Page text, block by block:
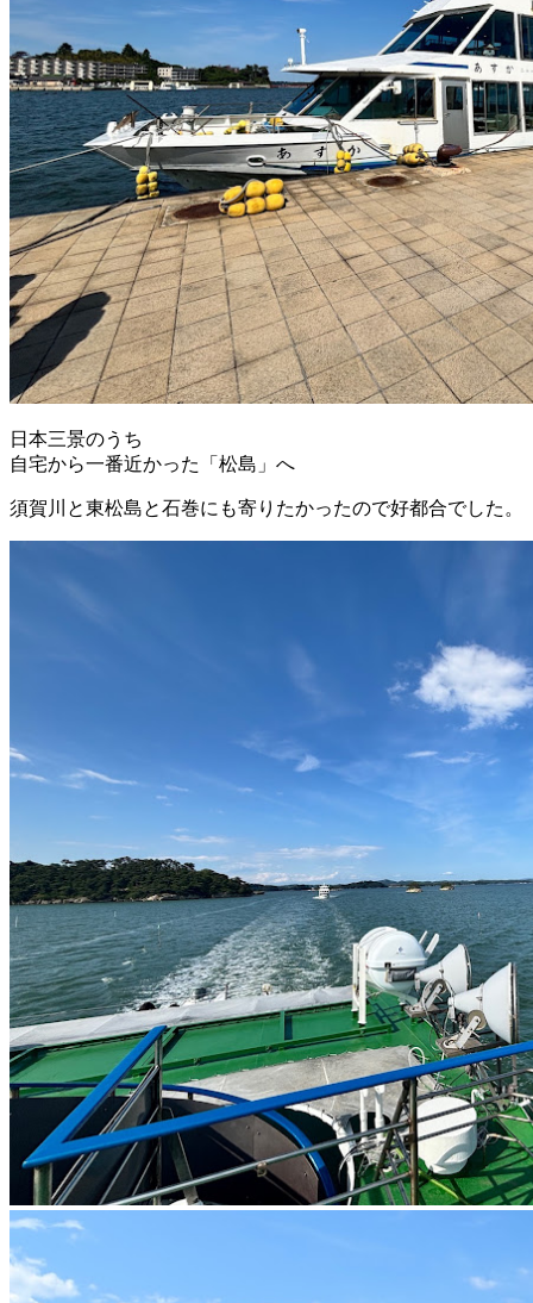
日本三景のうち
自宅から一番近かった「松島」へ
須賀川と東松島と石巻にも寄りたかったので好都合でした。